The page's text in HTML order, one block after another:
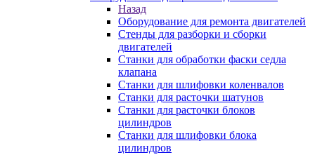
Назад
Оборудование для ремонта двигателей
Стенды для разборки и сборки
двигателей
Станки для обработки фаски седла
клапана
Станки для шлифовки коленвалов
Станки для расточки шатунов
Станки для расточки блоков
цилиндров
Станки для шлифовки блока
цилиндров